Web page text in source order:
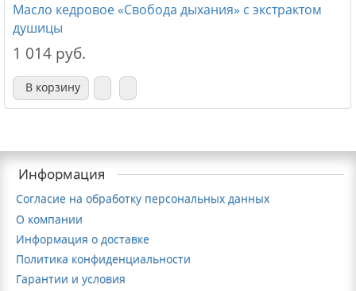
Масло кедровое «Свобода дыхания» с экстрактом
душицы
1 014 руб.
В корзину
Информация
Согласие на обработку персональных данных
О компании
Информация о доставке
Политика конфиденциальности
Гарантии и условия